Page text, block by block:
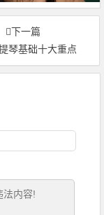
下一篇
琴基础十大重点